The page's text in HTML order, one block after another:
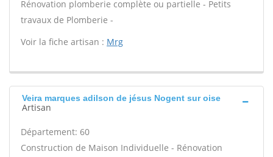
Rénovation plomberie complète ou partielle - Petits
travaux de Plomberie -
Voir la fiche artisan : Mrg
Veira marques adilson de jésus Nogent sur oise
Artisan
Département: 60
Construction de Maison Individuelle - Rénovation